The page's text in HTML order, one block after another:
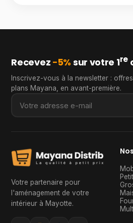
Recevez −5% sur votre 1re
Inscrivez-vous à la newsletter :
plans Mayana, en avant-première.
Votre partenaire pour
l'aménagement de votre
intérieur à Mayotte.